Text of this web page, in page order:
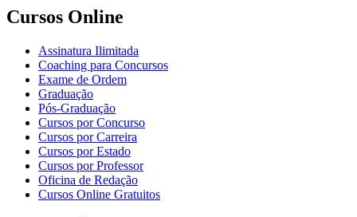
Cursos Online
Assinatura Ilimitada
Coaching para Concursos
Exame de Ordem
Graduação
Pós-Graduação
Cursos por Concurso
Cursos por Carreira
Cursos por Estado
Cursos por Professor
Oficina de Redação
Cursos Online Gratuitos